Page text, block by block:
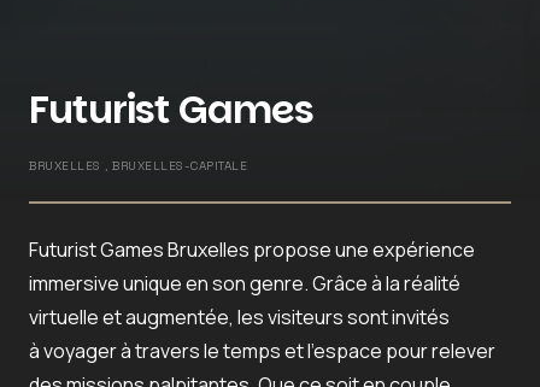
Futurist Games
BRUXELLES , BRUXELLES-CAPITALE
Futurist Games Bruxelles propose une expérience
immersive unique en son genre. Grâce à la réalité
virtuelle et augmentée, les visiteurs sont invités
à voyager à travers le temps et l’espace pour relever